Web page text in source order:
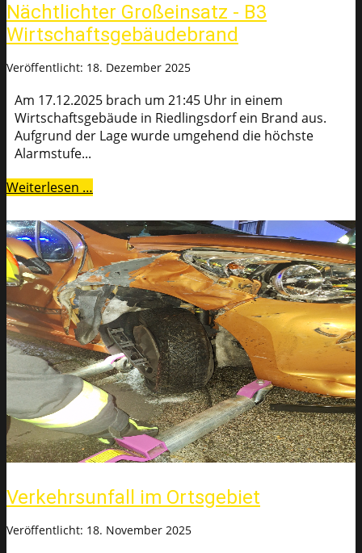
Nächtlichter Großeinsatz - B3
Wirtschaftsgebäudebrand
Veröffentlicht: 18. Dezember 2025
Am 17.12.2025 brach um 21:45 Uhr in einem
Wirtschaftsgebäude in Riedlingsdorf ein Brand aus.
Aufgrund der Lage wurde umgehend die höchste
Alarmstufe...
Weiterlesen …
Verkehrsunfall im Ortsgebiet
Veröffentlicht: 18. November 2025